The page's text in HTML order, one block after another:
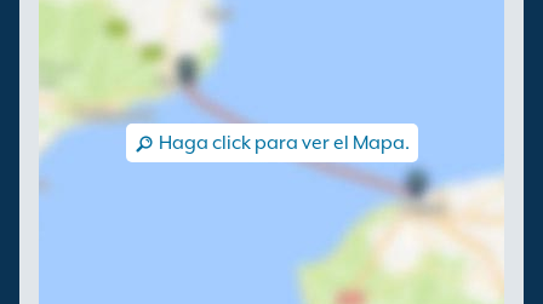
Haga click para ver el Mapa.